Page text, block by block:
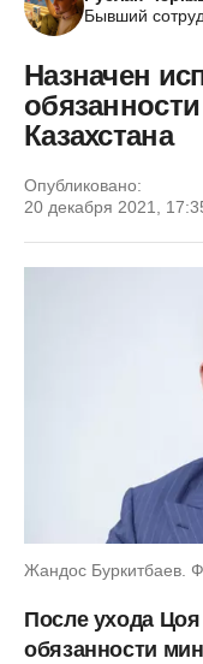
Бывший
Назначен
Казахстана
Опубликовано:
20 декабря 2021,
Жандос Буркитбаев.
После ухода
обязанности